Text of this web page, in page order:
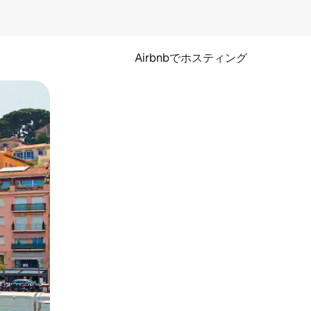
Airbnbでホスティング
できます。